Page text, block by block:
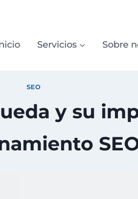
Servicios Sobre
SEO
y su